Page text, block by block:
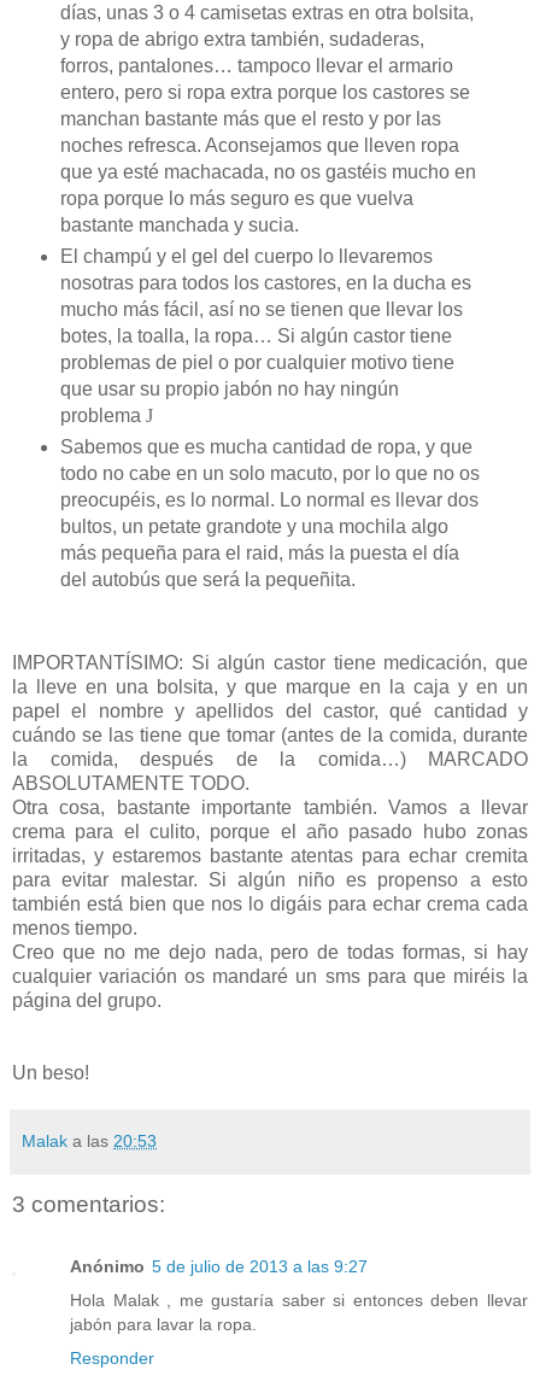
días, unas 3 o 4 camisetas extras en otra bolsita,
y ropa de abrigo extra también, sudaderas,
forros, pantalones… tampoco llevar el armario
entero, pero si ropa extra porque los castores se
manchan bastante más que el resto y por las
noches refresca. Aconsejamos que lleven ropa
que ya esté machacada, no os gastéis mucho en
ropa porque lo más seguro es que vuelva
bastante manchada y sucia.
El champú y el gel del cuerpo lo llevaremos
nosotras para todos los castores, en la ducha es
mucho más fácil, así no se tienen que llevar los
botes, la toalla, la ropa… Si algún castor tiene
problemas de piel o por cualquier motivo tiene
que usar su propio jabón no hay ningún
problema J
Sabemos que es mucha cantidad de ropa, y que
todo no cabe en un solo macuto, por lo que no os
preocupéis, es lo normal. Lo normal es llevar dos
bultos, un petate grandote y una mochila algo
más pequeña para el raid, más la puesta el día
del autobús que será la pequeñita.
IMPORTANTÍSIMO: Si algún castor tiene medicación, que
la lleve en una bolsita, y que marque en la caja y en un
papel el nombre y apellidos del castor, qué cantidad y
cuándo se las tiene que tomar (antes de la comida, durante
la comida, después de la comida…) MARCADO
ABSOLUTAMENTE TODO.
Otra cosa, bastante importante también. Vamos a llevar
crema para el culito, porque el año pasado hubo zonas
irritadas, y estaremos bastante atentas para echar cremita
para evitar malestar. Si algún niño es propenso a esto
también está bien que nos lo digáis para echar crema cada
menos tiempo.
Creo que no me dejo nada, pero de todas formas, si hay
cualquier variación os mandaré un sms para que miréis la
página del grupo.
Un beso!
Malak a las 20:53
3 comentarios:
Anónimo 5 de julio de 2013 a las 9:27
Hola Malak , me gustaría saber si entonces deben llevar
jabón para lavar la ropa.
Responder